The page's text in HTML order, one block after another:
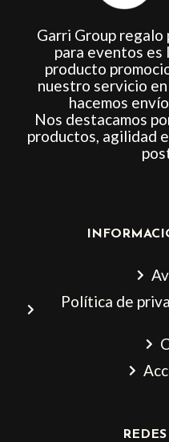
Garri Group
para eventos es
producto
nuestro servicio
hacemos
Nos destacamos
productos, agilidad
Política de